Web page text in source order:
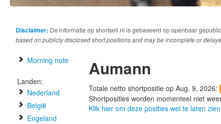
Disclaimer: De informatie op shortsell.nl is gebaseerd op openbaar
based on publicly disclosed short positions and may be incomplete or
Morning note
Landen:
Nederland
België
Engeland
Aumann
Totale netto shortpositie op Aug. 9, 2026:
Shortposities worden momenteel niet
Klik hier om deze posities wel te laten zien